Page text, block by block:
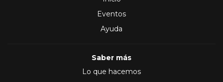
Eventos
Ayuda
Saber más
Lo que hacemos